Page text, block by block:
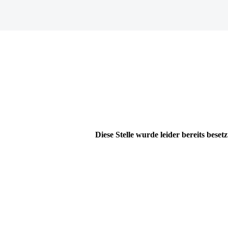
Diese Stelle wurde leider bereits